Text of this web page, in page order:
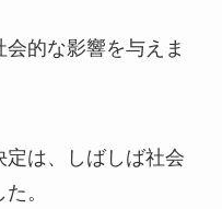
的な影響を与えま
定は、しばしば社会
。